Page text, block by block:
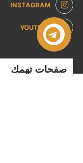
INSTAGRAM
YOUTUBE
صفحات تهمك